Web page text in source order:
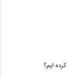
ایم؟